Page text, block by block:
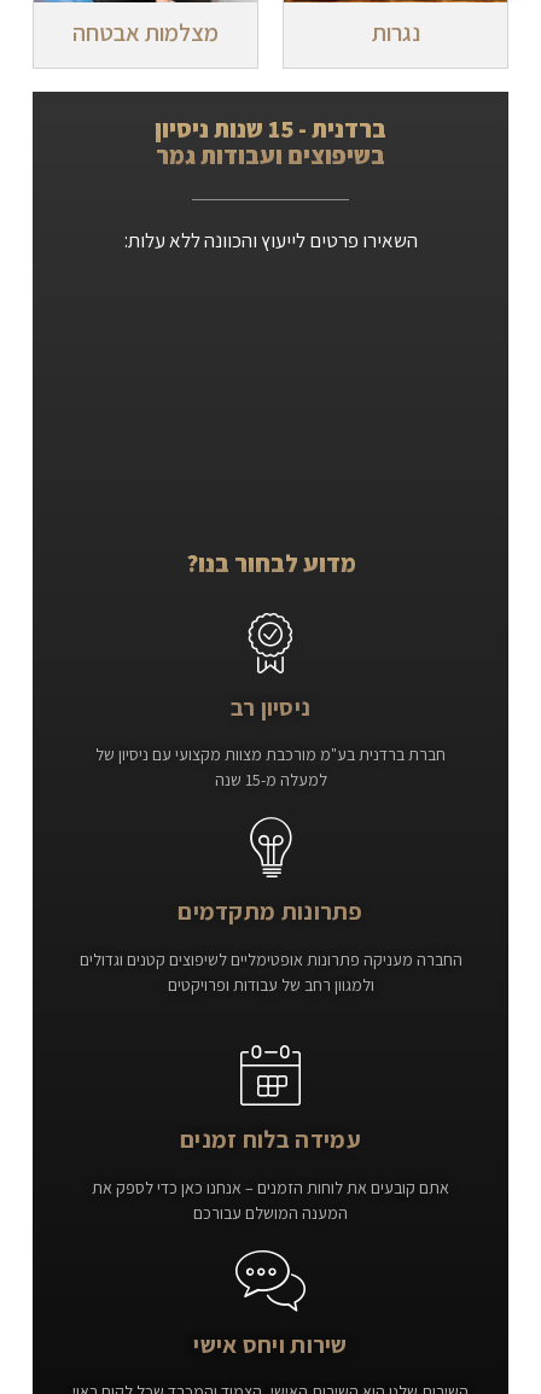
נגרות מצלמות אבטחה
ברדנית - 15 שנות ניסיון
בשיפוצים ועבודות גמר
השאירו פרטים לייעוץ והכוונה ללא עלות:
מדוע לבחור בנו?
ניסיון רב
חברת ברדנית בע"מ מורכבת מצוות מקצועי עם ניסיון של
למעלה מ-15 שנה
פתרונות מתקדמים
החברה מעניקה פתרונות אופטימליים לשיפוצים קטנים וגדולים
ולמגוון רחב של עבודות ופרויקטים
עמידה בלוח זמנים
אתם קובעים את לוחות הזמנים – אנחנו כאן כדי לספק את
המענה המושלם עבורכם
שירות ויחס אישי